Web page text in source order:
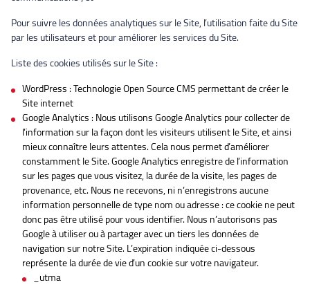
Pour suivre les données analytiques sur le Site, l’utilisation faite du Site
par les utilisateurs et pour améliorer les services du Site.
Liste des cookies utilisés sur le Site :
WordPress : Technologie Open Source CMS permettant de créer le
Site internet
Google Analytics : Nous utilisons Google Analytics pour collecter de
l’information sur la façon dont les visiteurs utilisent le Site, et ainsi
mieux connaître leurs attentes. Cela nous permet d’améliorer
constamment le Site. Google Analytics enregistre de l’information
sur les pages que vous visitez, la durée de la visite, les pages de
provenance, etc. Nous ne recevons, ni n’enregistrons aucune
information personnelle de type nom ou adresse : ce cookie ne peut
donc pas être utilisé pour vous identifier. Nous n’autorisons pas
Google à utiliser ou à partager avec un tiers les données de
navigation sur notre Site. L’expiration indiquée ci-dessous
représente la durée de vie d’un cookie sur votre navigateur.
_utma